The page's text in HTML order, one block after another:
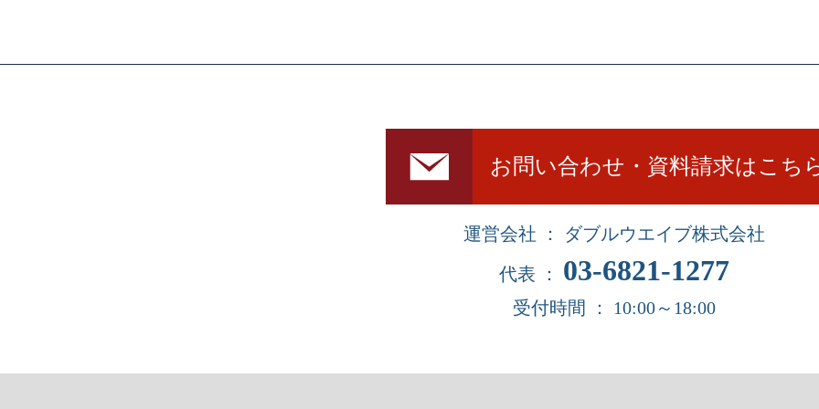
お問い合わせ・資料請求はこち
運営会社 ： ダブルウエイブ株式会社
代表 ： 03-6821-1277
受付時間 ： 10:00～18:00